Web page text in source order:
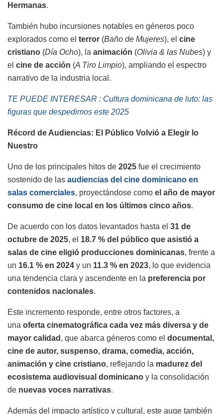
Hermanas.
También hubo incursiones notables en géneros poco
explorados como el terror (Baño de Mujeres), el cine
cristiano (Día Ocho), la animación (Olivia & las Nubes) y
el cine de acción (A Tiro Limpio), ampliando el espectro
narrativo de la industria local.
TE PUEDE INTERESAR : Cultura dominicana de luto: las
figuras que despedimos este 2025
Récord de Audiencias: El Público Volvió a Elegir lo
Nuestro
Uno de los principales hitos de 2025 fue el crecimiento
sostenido de las audiencias del cine dominicano en
salas comerciales, proyectándose como el año de mayor
consumo de cine local en los últimos cinco años.
De acuerdo con los datos levantados hasta el 31 de
octubre de 2025, el 18.7 % del público que asistió a
salas de cine eligió producciones dominicanas, frente a
un 16.1 % en 2024 y un 11.3 % en 2023, lo que evidencia
una tendencia clara y ascendente en la preferencia por
contenidos nacionales.
Este incremento responde, entre otros factores, a
una oferta cinematográfica cada vez más diversa y de
mayor calidad , que abarca géneros como el documental,
cine de autor, suspenso, drama, comedia, acción,
animación y cine cristiano, reflejando la madurez del
ecosistema audiovisual dominicano y la consolidación
de nuevas voces narrativas.
Además del impacto artístico y cultural, este auge también